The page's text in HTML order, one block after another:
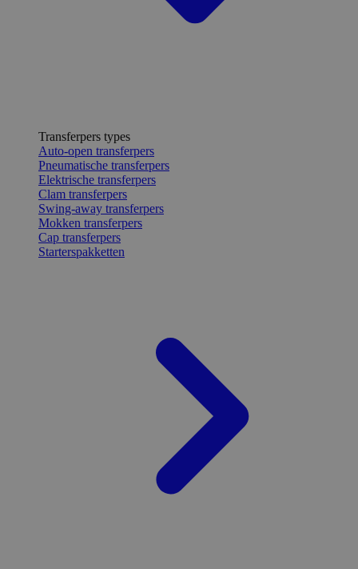
Transferpers types
Auto-open transferpers
Pneumatische transferpers
Elektrische transferpers
Clam transferpers
Swing-away transferpers
Mokken transferpers
Cap transferpers
Starterspakketten